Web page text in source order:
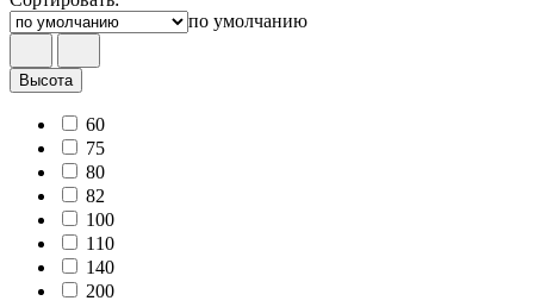
по умолчанию
Высота
60
75
80
82
100
110
140
200